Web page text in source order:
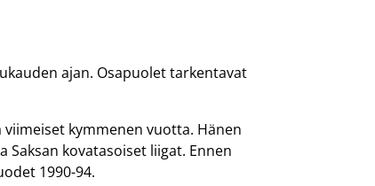
ajan. Osapuolet tarkentavat
kymmenen vuotta. Hänen
Saksan kovatasoiset liigat. Ennen
1990-94.